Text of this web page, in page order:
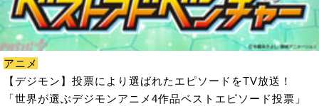
アニメ
【デジモン】投票により選ばれたエピソードをTV放送！
「世界が選ぶデジモンアニメ4作品ベストエピソード投票」